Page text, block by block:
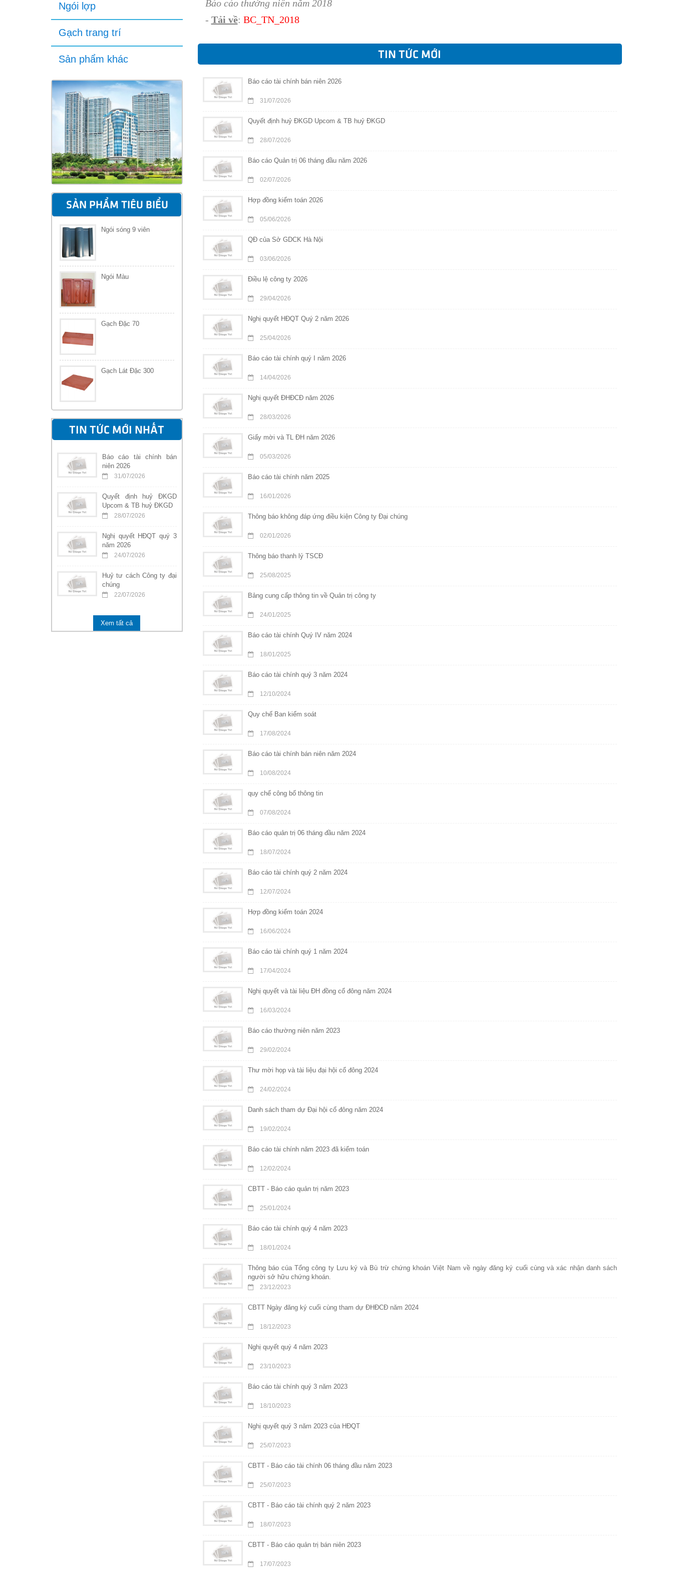
Ngói lợp
Gạch trang trí
Sản phẩm khác
SẢN PHẨM TIÊU BIỂU
Ngói sóng 9 viên
Ngói Màu
Gạch Đặc 70
Gạch Lát Đặc 300
TIN TỨC MỚI NHẤT
Báo cáo tài chính bán
niên 2026
31/07/2026
Quyết định huỷ ĐKGD
Upcom & TB huỷ ĐKGD
28/07/2026
Nghị quyết HĐQT quý 3
năm 2026
24/07/2026
Huỷ tư cách Công ty đại
chúng
22/07/2026
Xem tất cả
Báo cáo thường niên năm 2018
- Tải về: BC_TN_2018
TIN TỨC MỚI
Báo cáo tài chính bán niên 2026
31/07/2026
Quyết định huỷ ĐKGD Upcom & TB huỷ ĐKGD
28/07/2026
Báo cáo Quản trị 06 tháng đầu năm 2026
02/07/2026
Hợp đồng kiểm toán 2026
05/06/2026
QĐ của Sở GDCK Hà Nội
03/06/2026
Điều lệ công ty 2026
29/04/2026
Nghị quyết HĐQT Quý 2 năm 2026
25/04/2026
Báo cáo tài chính quý I năm 2026
14/04/2026
Nghị quyết ĐHĐCĐ năm 2026
28/03/2026
Giấy mời và TL ĐH năm 2026
05/03/2026
Báo cáo tài chính năm 2025
16/01/2026
Thông báo không đáp ứng điều kiện Công ty Đại chúng
02/01/2026
Thông báo thanh lý TSCĐ
25/08/2025
Bảng cung cấp thông tin về Quản trị công ty
24/01/2025
Báo cáo tài chính Quý IV năm 2024
18/01/2025
Báo cáo tài chính quý 3 năm 2024
12/10/2024
Quy chế Ban kiểm soát
17/08/2024
Báo cáo tài chính bán niên năm 2024
10/08/2024
quy chế công bố thông tin
07/08/2024
Báo cáo quản trị 06 tháng đầu năm 2024
18/07/2024
Báo cáo tài chính quý 2 năm 2024
12/07/2024
Hợp đồng kiểm toán 2024
16/06/2024
Báo cáo tài chính quý 1 năm 2024
17/04/2024
Nghị quyết và tài liệu ĐH đồng cổ đông năm 2024
16/03/2024
Báo cáo thường niên năm 2023
29/02/2024
Thư mời họp và tài liệu đại hội cổ đông 2024
24/02/2024
Danh sách tham dự Đại hội cổ đông năm 2024
19/02/2024
Báo cáo tài chính năm 2023 đã kiểm toán
12/02/2024
CBTT - Báo cáo quản trị năm 2023
25/01/2024
Báo cáo tài chính quý 4 năm 2023
18/01/2024
Thông báo cúa Tổng công ty Lưu ký và Bù trừ chứng khoán Việt Nam về ngày đăng ký cuối cùng và xác nhận danh sách
người sở hữu chứng khoán.
23/12/2023
CBTT Ngày đăng ký cuối cùng tham dự ĐHĐCĐ năm 2024
18/12/2023
Nghị quyết quý 4 năm 2023
23/10/2023
Báo cáo tài chính quý 3 năm 2023
18/10/2023
Nghị quyết quý 3 năm 2023 của HĐQT
25/07/2023
CBTT - Báo cáo tài chính 06 tháng đầu năm 2023
25/07/2023
CBTT - Báo cáo tài chính quý 2 năm 2023
18/07/2023
CBTT - Báo cáo quản trị bán niên 2023
17/07/2023